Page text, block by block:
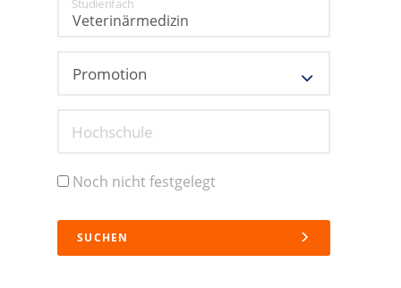
Hochschule
Noch nicht festgelegt
SUCHEN